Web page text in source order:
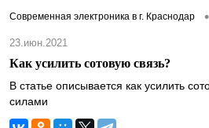
Современная электроника в г. Краснодар •
23.июн.2021
Как усилить сотовую связь?
В статье описывается как усилить
силами